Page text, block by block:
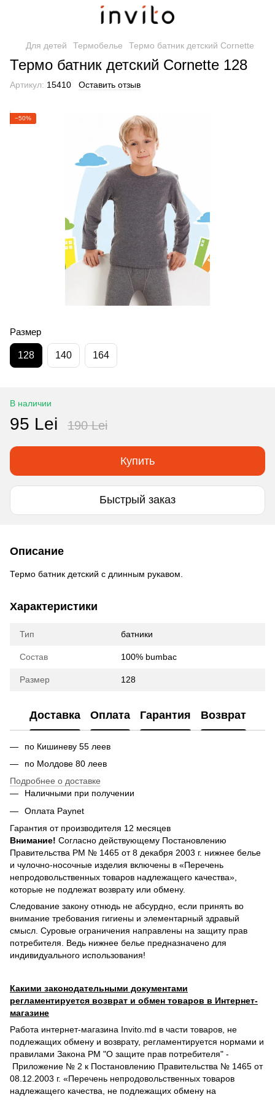
Для детей Термобелье Термо батник детский Cornette
Термо батник детский Cornette 128
Артикул: 15410 Оставить отзыв
−50%
Размер
128 140 164
В наличии
95 Lei 190 Lei
Купить
Быстрый заказ
Описание
Термо батник детский с длинным рукавом.
Характеристики
Тип батники
Состав 100% bumbac
Размер 128
Доставка Оплата Гарантия Возврат
по Кишиневу 55 леев
по Молдове 80 леев
Подробнее о доставке
Наличными при получении
Оплата Paynet
Гарантия от производителя 12 месяцев
Внимание! Согласно действующему Постановлению
Правительства РМ № 1465 от 8 декабря 2003 г. нижнее белье
и чулочно-носочные изделия включены в «Перечень
непродовольственных товаров надлежащего качества»,
которые не подлежат возврату или обмену.
Следование закону отнюдь не абсурдно, если принять во
внимание требования гигиены и элементарный здравый
смысл. Суровые ограничения направлены на защиту прав
потребителя. Ведь нижнее белье предназначено для
индивидуального использования!
Какими законодательными документами
регламентируется возврат и обмен товаров в Интернет-
магазине
Работа интернет-магазина Invito.md в части товаров, не
подлежащих обмену и возврату, регламентируется нормами и
правилами Закона РМ "О защите прав потребителя" -
Приложение № 2 к Постановлению Правительства № 1465 от
08.12.2003 г. «Перечень непродовольственных товаров
надлежащего качества, не подлежащих обмену на